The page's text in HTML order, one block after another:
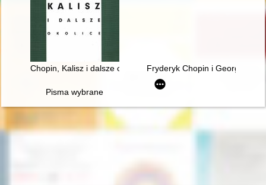
Chopin, Kalisz i dalsze okolice Fryderyk Chopin i George
Pisma wybrane